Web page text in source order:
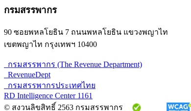
กรมสรรพากร
90 ซอยพหลโยธิน 7 ถนนพหลโยธิน แขวงพญาไท
เขตพญาไท กรุงเทพฯ 10400
กรมสรรพากร (The Revenue Department)
RevenueDept
กรมสรรพากรประเทศไทย
RD Intelligence Center 1161
© สงวนลิขสิทธิ์ 2563 กรมสรรพากร